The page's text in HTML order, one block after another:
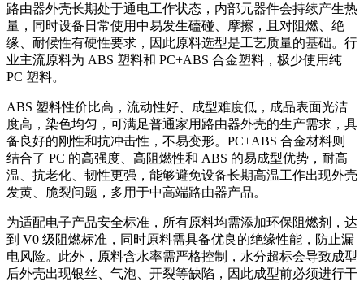
路由器外壳长期处于通电工作状态，内部元器件会持续产生热
量，同时设备日常使用中易发生磕碰、摩擦，且对阻燃、绝
缘、耐候性有硬性要求，因此原料选型是工艺质量的基础。行
业主流原料为 ABS 塑料和 PC+ABS 合金塑料，极少使用纯
PC 塑料。
ABS 塑料性价比高，流动性好、成型难度低，成品表面光洁
度高，染色均匀，可满足普通家用路由器外壳的生产需求，具
备良好的刚性和抗冲击性，不易变形。PC+ABS 合金材料则
结合了 PC 的高强度、高阻燃性和 ABS 的易成型优势，耐高
温、抗老化、韧性更强，能够避免设备长期高温工作出现外壳
发黄、脆裂问题，多用于中高端路由器产品。
为适配电子产品安全标准，所有原料均需添加环保阻燃剂，达
到 V0 级阻燃标准，同时原料需具备优良的绝缘性能，防止漏
电风险。此外，原料含水率需严格控制，水分超标会导致成型
后外壳出现银丝、气泡、开裂等缺陷，因此成型前必须进行干